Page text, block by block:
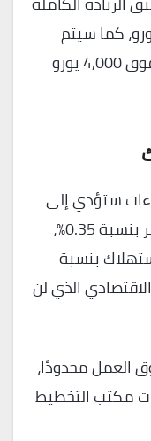
التي تتجاوز 2,000 يورو، كما سيتم
تقييد الزيادات على الرواتب التي تفوق 4,000 يورو
ستؤدي إلى
تراجع طفيف في الدخل المتاح للأسر بنسبة 0.35%،
بنسبة
الذي لن
العمل محدودًا،
وفق تقديرات مكتب التخطيط